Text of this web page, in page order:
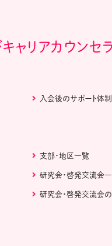
ャリアカウンセ
入会後のサポート体制
支部・地区一覧
研究会・啓発交流会
研究会・啓発交流会